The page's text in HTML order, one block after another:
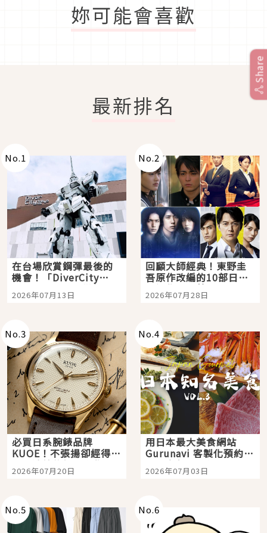
妳可能會喜歡
最新排名
No.1
在台場欣賞鋼彈最後的
機會！「DiverCity
Tokyo Plaza」搭船、
購物、美食及夜景，一
2026年07月13日
No.2
回顧大師經典！東野圭
吾原作改編的10部日本
影視作品推薦
2026年07月28日
No.3
必買日系腕錶品牌
KUOE！不張揚卻經得起
時間洗鍊的經典之作五
選
2026年07月20日
No.4
用日本最大美食網站
Gurunavi 客製化預約九
大都市餐廳，打造專屬
美食體驗！
2026年07月03日
No.5 No.6
Share